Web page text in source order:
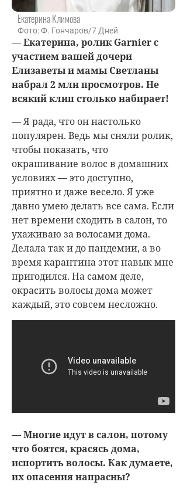
Екатерина Климова
Фото: Ф. Гончаров/7 Дней
— Екатерина, ролик Garnier с
участием вашей дочери
Елизаветы и мамы Светланы
набрал 2 млн просмотров. Не
всякий клип столько набирает!
— Я рада, что он настолько
популярен. Ведь мы сняли ролик,
чтобы показать, что
окрашивание волос в домашних
условиях — это доступно,
приятно и даже весело. Я уже
давно умею делать все сама. Если
нет времени сходить в салон, то
ухаживаю за волосами дома.
Делала так и до пандемии, а во
время карантина этот навык мне
пригодился. На самом деле,
окрасить волосы дома может
каждый, это совсем несложно.
— Многие идут в салон, потому
что боятся, красясь дома,
испортить волосы. Как думаете,
их опасения напрасны?